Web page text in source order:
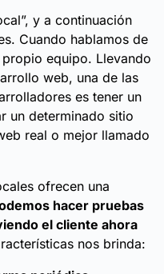
y a continuación
Cuando hablamos de
equipo. Llevando
web, una de las
es tener un
un determinado sitio
real o mejor llamado
ofrecen una
hacer pruebas
el cliente ahora
nos brinda: